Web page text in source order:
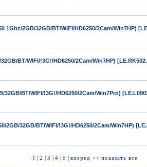
1Ghz/2GB/32GB/BT/WIFI/HD6250/2Cam/Win7HP)
BT/WIFI/!3G!/HD6250/2Cam/Win7HP)
32GB/BT/WIFI/!3G!/HD6250/2Cam/Win7Pro)
2GB/32GB/BT/WIFI/!3G!/HD6250/2Cam/Win7HP)
1 | 2 | 3 | 4 | 5 | вперед >> показать все